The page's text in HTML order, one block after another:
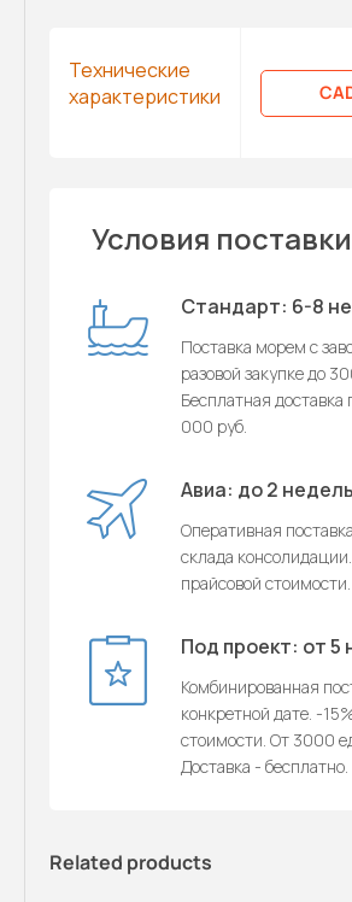
Технические
характеристики
Условия поставки
Стандарт: 6-8
Поставка морем с
разовой закупке до
Бесплатная доставка
000 руб.
Авиа: до 2 недель
Оперативная
склада
прайсовой стоимости.
Под проект: от 5
Комбинированная
конкретной дате. -
стоимости. От 3000
Доставка - бесплатно.
Related products